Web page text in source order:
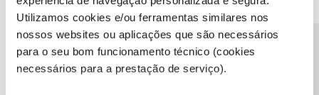
Utilizamos cookies e/ou ferramentas similares nos
nossos websites ou aplicações que são necessários
para o seu bom funcionamento técnico (cookies
necessários para a prestação de serviço).
Descubra as novidades de julho